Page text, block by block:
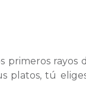
rayos
platos, tú